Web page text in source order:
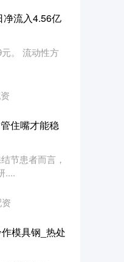
净流入4.56亿
。 流动性方
住嘴才能稳
节患者而言，
....
模具钢_热处